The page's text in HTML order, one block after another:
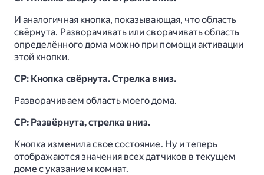
И аналогичная кнопка, показывающая, что область
свёрнута. Разворачивать или сворачивать область
определённого дома можно при помощи активации
этой кнопки.
СР: Кнопка свёрнута. Стрелка вниз.
Разворачиваем область моего дома.
СР: Развёрнута, стрелка вниз.
Кнопка изменила свое состояние. Ну и теперь
отображаются значения всех датчиков в текущем
доме с указанием комнат.